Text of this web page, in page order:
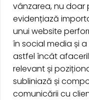
vânzarea, nu doar
evidențiază
unui website
în social media și a
astfel încât
relevant și
subliniază și
comunicării cu